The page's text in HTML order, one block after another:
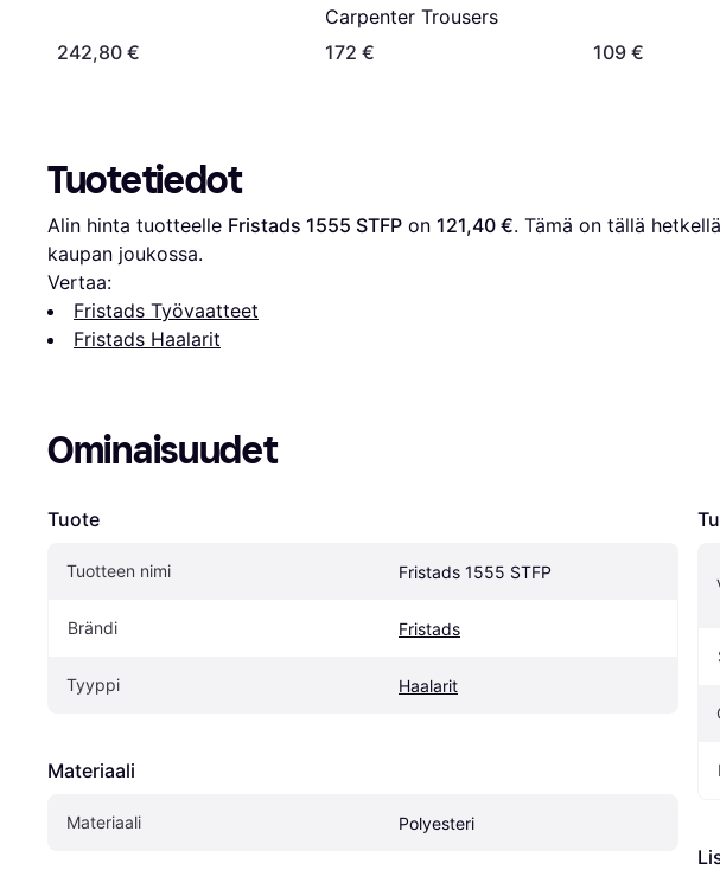
242,80 €
Carpenter Trousers
172 €
109 €
Tuotetiedot
Alin hinta tuotteelle Fristads 1555 STFP on 121,40 €. Tämä on tällä
kaupan joukossa.
Vertaa:
Fristads Työvaatteet
Fristads Haalarit
Ominaisuudet
Tuote
Tuotteen nimi Fristads 1555 STFP
Brändi Fristads
Tyyppi Haalarit
Materiaali
Materiaali Polyesteri